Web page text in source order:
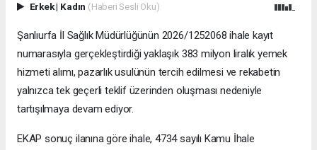
Erkek| Kadın (Haberi Sesli Oku)
Şanlıurfa İl Sağlık Müdürlüğünün 2026/1252068 ihale kayıt
numarasıyla gerçekleştirdiği yaklaşık 383 milyon liralık yemek
hizmeti alımı, pazarlık usulünün tercih edilmesi ve rekabetin
yalnızca tek geçerli teklif üzerinden oluşması nedeniyle
tartışılmaya devam ediyor.
EKAP sonuç ilanına göre ihale, 4734 sayılı Kamu İhale